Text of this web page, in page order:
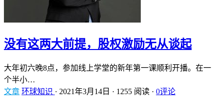
没有这两大前提，股权激励无从谈起
大年初六晚8点，参加线上学堂的新年第一课顺利开播。在一
个半小…
文章 环球知识 · 2021年3月14日 · 1255 阅读 · 0评论